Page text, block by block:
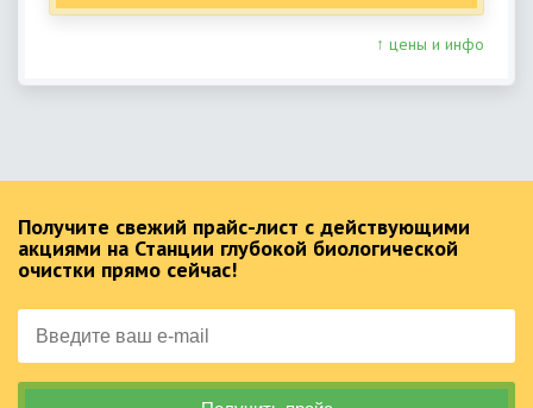
↑ цены и инфо
Получите свежий прайс-лист с действующими
акциями на Станции глубокой биологической
очистки прямо сейчас!